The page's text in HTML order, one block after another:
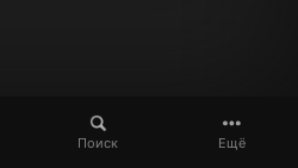
Поиск Ещё
Смотреть